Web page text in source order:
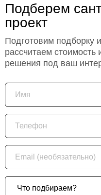
Подберем
проект
Подготовим подборку
рассчитаем
решения под ваш
Имя
Телефон
Email (необязательно)
Что подбираем?